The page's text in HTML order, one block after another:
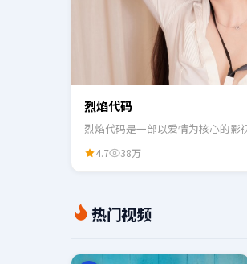
烈焰代码
烈焰代码是一部以爱情为核心的影
4.7 38万
热门视频
零
号
点